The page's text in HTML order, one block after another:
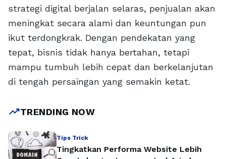
strategi digital berjalan selaras, penjualan akan
meningkat secara alami dan keuntungan pun
ikut terdongkrak. Dengan pendekatan yang
tepat, bisnis tidak hanya bertahan, tetapi
mampu tumbuh lebih cepat dan berkelanjutan
di tengah persaingan yang semakin ketat.
trending_upTRENDING NOW
Tips Trick
Tingkatkan Performa Website Lebih